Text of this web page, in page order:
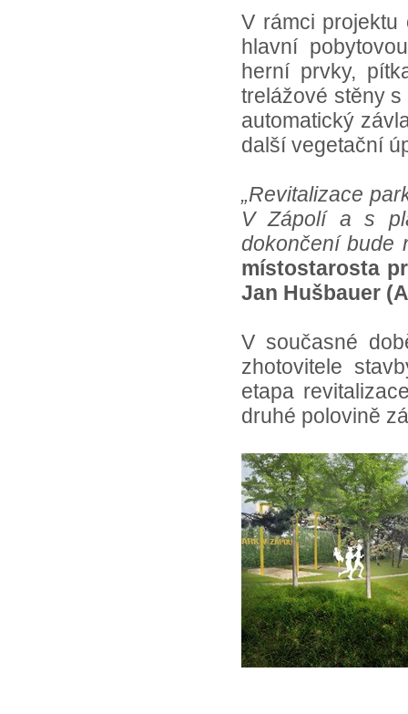
V rámci projektu
hlavní
herní prvky,
trelážové stěny
automatický
další vegetační
„Revitalizace
V Zápolí a s
dokončení bude
místostarosta
Jan Hušbauer
V současné
zhotovitele
etapa
druhé polovině